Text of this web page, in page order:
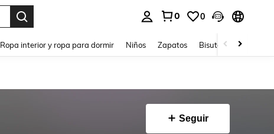
0 0
Ropa interior y ropa para dormir Niños Zapatos Bisutería Y
Seguir